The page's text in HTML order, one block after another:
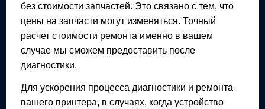
без стоимости запчастей. Это связано с тем, что
цены на запчасти могут изменяться. Точный
расчет стоимости ремонта именно в вашем
случае мы сможем предоставить после
диагностики.
Для ускорения процесса диагностики и ремонта
вашего принтера, в случаях, когда устройство